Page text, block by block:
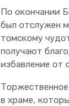
По окончании
был отслужен
томскому
получают
избавление от
в храме,